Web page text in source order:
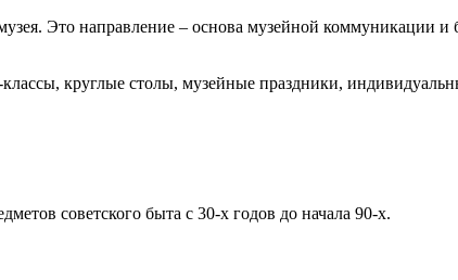
Это направление – основа музейной коммуникации и
круглые столы, музейные праздники,
советского быта с 30-х годов до начала 90-х.